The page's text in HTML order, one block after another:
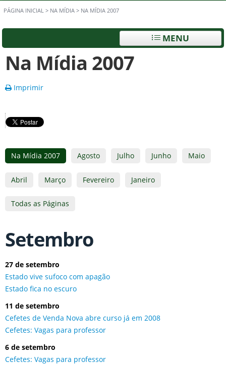
PÁGINA INICIAL > NA MÍDIA > NA MÍDIA 2007
MENU
Na Mídia 2007
Imprimir
Na Mídia 2007 Agosto Julho Junho Maio
Abril Março Fevereiro Janeiro
Todas as Páginas
Setembro
27 de setembro
Estado vive sufoco com apagão
Estado fica no escuro
11 de setembro
Cefetes de Venda Nova abre curso já em 2008
Cefetes: Vagas para professor
6 de setembro
Cefetes: Vagas para professor